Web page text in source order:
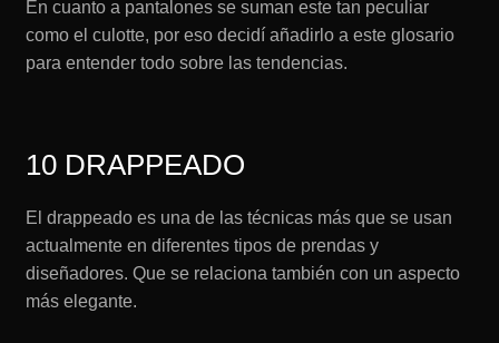
En cuanto a pantalones se suman este tan peculiar
como el culotte, por eso decidí añadirlo a este glosario
para entender todo sobre las tendencias.
10 DRAPPEADO
El drappeado es una de las técnicas más que se usan
actualmente en diferentes tipos de prendas y
diseñadores. Que se relaciona también con un aspecto
más elegante.